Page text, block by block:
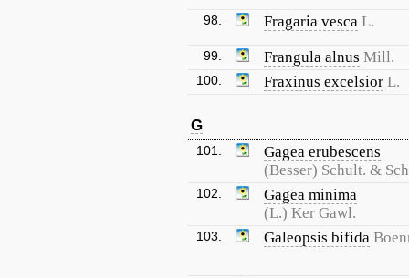
98. Fragaria vesca L.
99. Frangula alnus Mill.
100. Fraxinus excelsior L.
G
101.
Gagea erubescens
(Besser) Schult. &
102.
Gagea minima
(L.) Ker Gawl.
103. Galeopsis bifida